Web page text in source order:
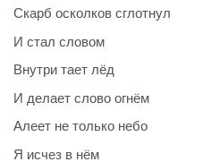
Скарб осколков сглотнул
И стал словом
Внутри тает лёд
И делает слово огнём
Алеет не только небо
Я исчез в нём